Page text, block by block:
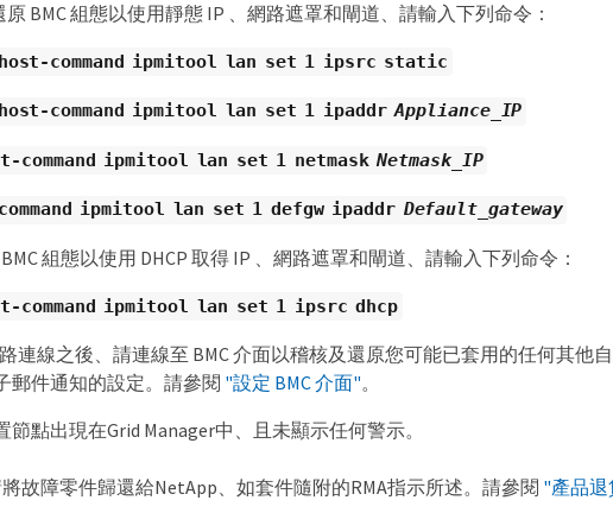
原 BMC 組態以使用靜態 IP 、網路遮罩和閘道、請輸入下列命令：
command ipmitool lan set 1 ipsrc static
command ipmitool lan set 1 ipaddrAppliance_IP
command ipmitool lan set 1 netmaskNetmask_IP
ipmitool lan set 1 defgw ipaddr Default_gateway
組態以使用 DHCP 取得 IP 、網路遮罩和閘道、請輸入下列命令：
command ipmitool lan set 1 ipsrc dhcp
連線之後、請連線至 BMC 介面以稽核及還原您可能已套用的任何其他
郵件通知的設定。請參閱 "設定 BMC 介面"。
節點出現在Grid Manager中、且未顯示任何警示。
故障零件歸還給NetApp、如套件隨附的RMA指示所述。請參閱 "產品